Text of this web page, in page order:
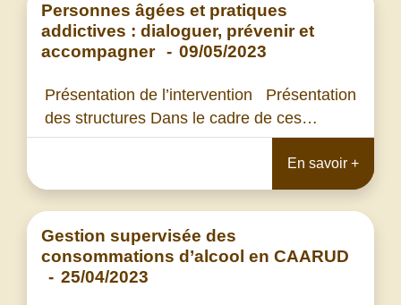
Personnes âgées et pratiques
addictives : dialoguer, prévenir et
accompagner - 09/05/2023
Présentation de l’intervention Présentation
des structures Dans le cadre de ces…
En savoir +
Gestion supervisée des
consommations d’alcool en CAARUD
- 25/04/2023